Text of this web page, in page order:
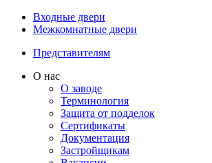
Входные двери
Межкомнатные двери
Представителям
О нас
О заводе
Терминология
Защита от подделок
Сертификаты
Документация
Застройщикам